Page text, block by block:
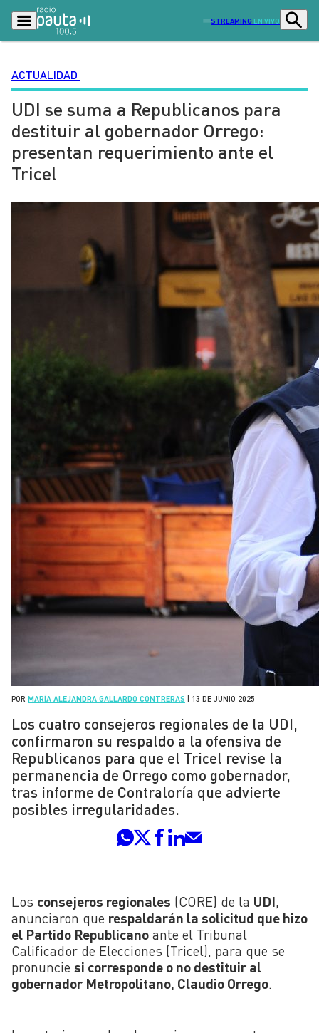
STREAMING EN VIVO
Podcasts Programas
Lo Último Actualidad
Ciudad Economía
Deportes
Entretención y Cultura Opinión
Dato en Pauta Señal 2
ACTUALIDAD
UDI se suma a Republicanos para
destituir al gobernador Orrego:
presentan requerimiento ante el
Tricel
POR MARÍA ALEJANDRA GALLARDO CONTRERAS 13 DE JUNIO 2025
Los cuatro consejeros regionales de la UDI,
confirmaron su respaldo a la ofensiva de
Republicanos para que el Tricel revise la
permanencia de Orrego como gobernador,
tras informe de Contraloría que advierte
posibles irregularidades.
Los consejeros regionales (CORE) de la UDI
anunciaron que respaldarán la solicitud que hizo
el Partido Republicano ante el Tribunal
Calificador de Elecciones (Tricel), para que se
pronuncie si corresponde o no destituir al
gobernador Metropolitano, Claudio Orrego